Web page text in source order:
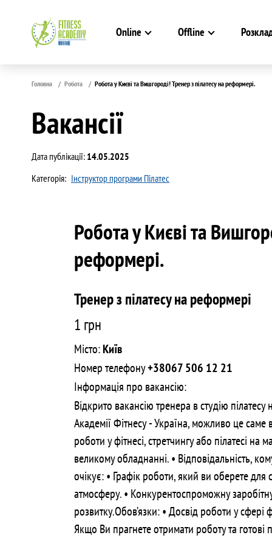
Online Offline
Головна Робота Робота у Києві та Вишгороді! Тренер з пілатесу на реформері.
Вакансії
Дата публікації: 14.05.2025
Категорія: Інструктор програми Пілатес
Робота у Києві та
реформері.
Тренер з пілатесу на реформері
1 грн
Місто:Київ
Номер телефону+38067 506 12 21
Інформація про вакансію:
Відкрито вакансію тренера в студію
Академії Фітнесу - Україна, можливо це
роботи у фітнесі, стретчингу або пілатесі на
великому обладнанні. • Відповідальність,
очікує: • Графік роботи, який ви оберете
атмосферу. • Конкурентоспроможну
розвитку.Обов’язки: • Досвід роботи у сфері
Якщо Ви прагнете отримати роботу та